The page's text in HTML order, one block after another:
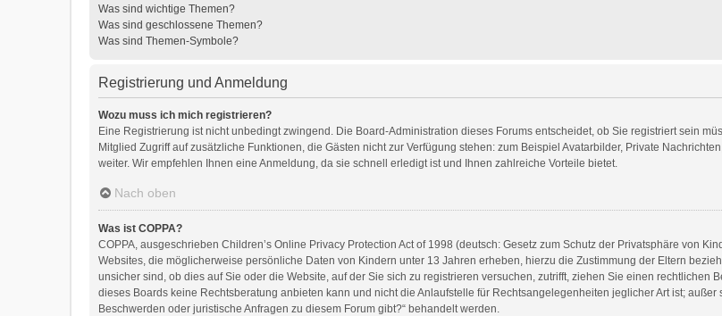
Was sind wichtige Themen?
Was sind geschlossene Themen?
Was sind Themen-Symbole?
Registrierung und Anmeldung
Wozu muss ich mich registrieren?
Eine Registrierung ist nicht unbedingt zwingend. Die Board-Administration dieses Forums entscheidet, ob Sie registriert sein
Mitglied Zugriff auf zusätzliche Funktionen, die Gästen nicht zur Verfügung stehen: zum Beispiel Avatarbilder, Private
weiter. Wir empfehlen Ihnen eine Anmeldung, da sie schnell erledigt ist und Ihnen zahlreiche Vorteile bietet.
Nach oben
Was ist COPPA?
COPPA, ausgeschrieben Children’s Online Privacy Protection Act of 1998 (deutsch: Gesetz zum Schutz der Privatsphäre von
Websites, die möglicherweise persönliche Daten von Kindern unter 13 Jahren erheben, hierzu die Zustimmung der Eltern
unsicher sind, ob dies auf Sie oder die Website, auf der Sie sich zu registrieren versuchen, zutrifft, ziehen Sie einen rechtlichen
dieses Boards keine Rechtsberatung anbieten kann und nicht die Anlaufstelle für Rechtsangelegenheiten jeglicher Art ist;
Beschwerden oder juristische Anfragen zu diesem Forum gibt?“ behandelt werden.